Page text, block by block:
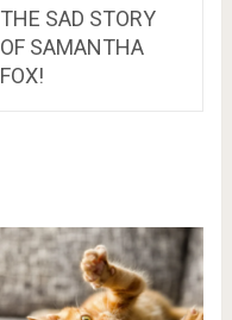
THE SAD STORY
OF SAMANTHA
FOX!